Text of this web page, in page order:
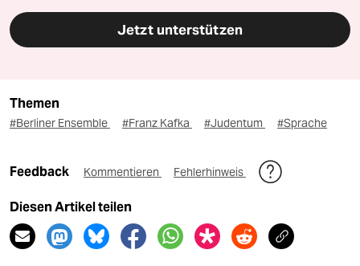
Jetzt unterstützen
Themen
#Berliner Ensemble #Franz Kafka #Judentum #Sprache
Feedback Kommentieren Fehlerhinweis
Diesen Artikel teilen